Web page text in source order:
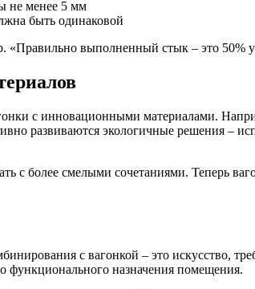
не менее 5 мм
быть одинаковой
«Правильно выполненный стык – это 50%
с инновационными материалами.
развиваются экологичные решения –
с более смелыми сочетаниями. Теперь
с вагонкой – это искусство,
функционального назначения помещения.